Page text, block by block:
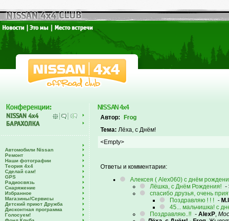
Автомобили Nissan
Ремонт
Наши фотографии
Теория 4х4
Сделай сам!
GPS
Радиосвязь
Снаряжение
Избранное
Магазины/Сервисы
Детский приют Дружба
Дисконтная программа
Голосуем!
NISSAN 4x4
Автор: Frog
Тема: Лёха, с Днём!
<Empty>
Ответы и комментарии:
Алексея ( Alex060) с днём
Лёшка, с Днём Рождения! -
спасибо друзья, очень
Поздравляю ! ! ! -
45... мальчишка! с
Поздравляю..!! - AlexP,